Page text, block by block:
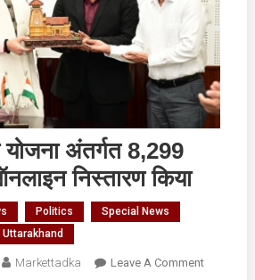
योजना अंतर्गत 8,299
निस्तारण किया
Politics
Special News
Uttarakhand
Markettadka Leave A CommentOn